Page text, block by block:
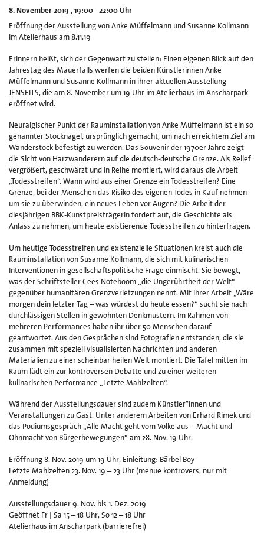
8. November 2019 , 19:00 - 22:00 Uhr
Eröffnung der Ausstellung von Anke Müffelmann und Susanne Kollmann
im Atelierhaus am 8.11.19
Erinnern heißt, sich der Gegenwart zu stellen: Einen eigenen Blick auf den
Jahrestag des Mauerfalls werfen die beiden Künstlerinnen Anke
Müffelmann und Susanne Kollmann in ihrer aktuellen Ausstellung
JENSEITS, die am 8. November um 19 Uhr im Atelierhaus im Anscharpark
eröffnet wird.
Neuralgischer Punkt der Rauminstallation von Anke Müffelmann ist ein so
genannter Stocknagel, ursprünglich gemacht, um nach erreichtem Ziel am
Wanderstock befestigt zu werden. Das Souvenir der 1970er Jahre zeigt
die Sicht von Harzwanderern auf die deutsch-deutsche Grenze. Als Relief
vergrößert, geschwärzt und in Reihe montiert, wird daraus die Arbeit
„Todesstreifen“. Wann wird aus einer Grenze ein Todesstreifen? Eine
Grenze, bei der Menschen das Risiko des eigenen Todes in Kauf nehmen
um sie zu überwinden, ein neues Leben vor Augen? Die Arbeit der
diesjährigen BBK-Kunstpreisträgerin fordert auf, die Geschichte als
Anlass zu nehmen, um heute existierende Todesstreifen zu hinterfragen.
Um heutige Todesstreifen und existenzielle Situationen kreist auch die
Rauminstallation von Susanne Kollmann, die sich mit kulinarischen
Interventionen in gesellschaftspolitische Frage einmischt. Sie bewegt,
was der Schriftsteller Cees Noteboom „die Ungerührtheit der Welt“
gegenüber humanitären Grenzverletzungen nennt. Mit ihrer Arbeit „Wäre
morgen dein letzter Tag – was würdest du heute essen?“ sucht sie nach
durchlässigen Stellen in gewohnten Denkmustern. Im Rahmen von
mehreren Performances haben ihr über 50 Menschen darauf
geantwortet. Aus den Gesprächen sind Fotografien entstanden, die sie
zusammen mit speziell visualisierten Nachrichten und anderen
Materialien zu einer scheinbar heilen Welt montiert. Die Tafel mitten im
Raum lädt ein zur kontroversen Debatte und zu einer weiteren
kulinarischen Performance „Letzte Mahlzeiten“.
Während der Ausstellungsdauer sind zudem Künstler*innen und
Veranstaltungen zu Gast. Unter anderem Arbeiten von Erhard Rimek und
das Podiumsgespräch „Alle Macht geht vom Volke aus – Macht und
Ohnmacht von Bürgerbewegungen“ am 28. Nov. 19 Uhr.
Eröffnung 8. Nov. 2019 um 19 Uhr, Einleitung: Bärbel Boy
Letzte Mahlzeiten 23. Nov. 19 – 23 Uhr (menue kontrovers, nur mit
Anmeldung)
Ausstellungsdauer 9. Nov. bis 1. Dez. 2019
Geöffnet Fr | Sa 15 – 18 Uhr, So 12 – 18 Uhr
Atelierhaus im Anscharpark (barrierefrei)